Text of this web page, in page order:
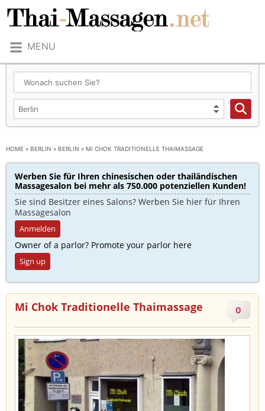
MENU
HOME » BERLIN » BERLIN » MI CHOK TRADITIONELLE THAIMASSAGE
Werben Sie für Ihren chinesischen oder thailändischen
Massagesalon bei mehr als 750.000 potenziellen Kunden!​
Sie sind Besitzer eines Salons? Werben Sie hier für Ihren
Massagesalon
Anmelden
Owner of a parlor? Promote your parlor here
Sign up
Mi Chok Traditionelle Thaimassage 0